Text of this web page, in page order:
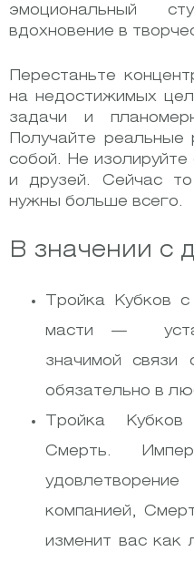
эмоциональный
вдохновение в
Перестаньте
на недостижимых
задачи и
Получайте реальные
собой.
Не
и друзей. Сейчас
нужны больше всего.
В значении с
Тройка Кубков
масти —
значимой
обязательно в
Тройка
Смерть.
компанией,
изменит вас как